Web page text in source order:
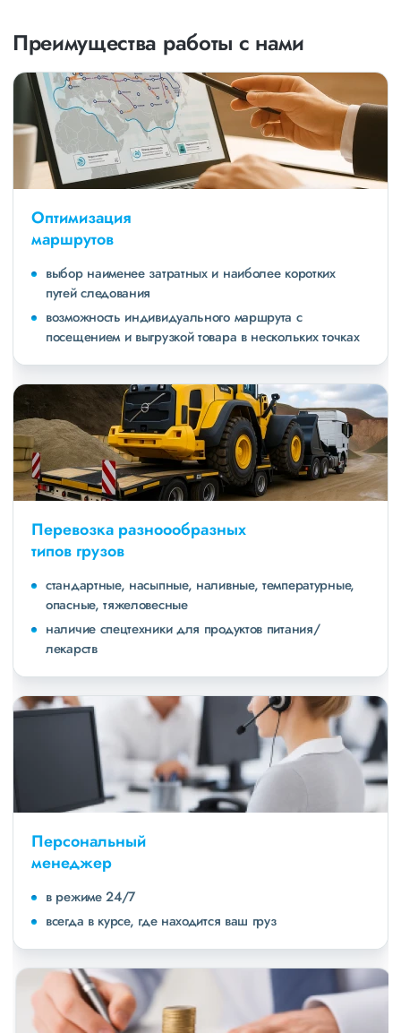
Преимущества работы с нами
Оптимизация
маршрутов
выбор наименее затратных и наиболее коротких
путей следования
возможность индивидуального маршрута с
посещением и выгрузкой товара в нескольких точках
Перевозка разноообразных
типов грузов
стандартные, насыпные, наливные, температурные,
опасные, тяжеловесные
наличие спецтехники для продуктов питания/
лекарств
Персональный
менеджер
в режиме 24/7
всегда в курсе, где находится ваш груз